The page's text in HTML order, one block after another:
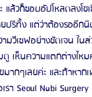
ล้วก็ชอบอัปโหลดลงโ
ปริทิ้ง แต่ว่าต้องรออี
มวีเชฟอย่างชัดเจน ใ
เห็นความแตกต่างไห
กๆเลยค่ะ และถ้าหา
Seoul Nabi